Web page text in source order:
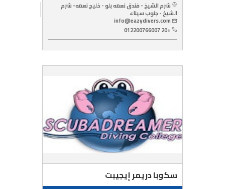
شرم الشيخ - فندق نعمه بلو - خليج نعمه- شرم
الشيخ - جنوب سيناء
info@eazydivers.com
+20 012200766007
سكوبا دريمر إيجيبت